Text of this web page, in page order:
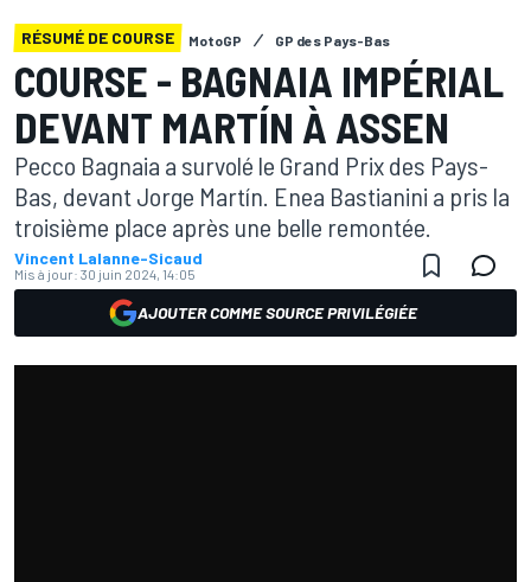
RÉSUMÉ DE COURSE MotoGP GP des Pays-Bas
COURSE - BAGNAIA IMPÉRIAL
DEVANT MARTÍN À ASSEN
Pecco Bagnaia a survolé le Grand Prix des Pays-
Bas, devant Jorge Martín. Enea Bastianini a pris la
troisième place après une belle remontée.
Vincent Lalanne-Sicaud
Mis à jour: 30 juin 2024, 14:05
AJOUTER COMME SOURCE PRIVILÉGIÉE